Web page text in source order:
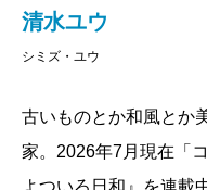
清水ユウ
シミズ・ユウ
古いものとか和風とか
家。2026年7月現在「
よついろ日和』を連載